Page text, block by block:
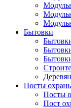
Бытовки
Посты
Посты
Пост